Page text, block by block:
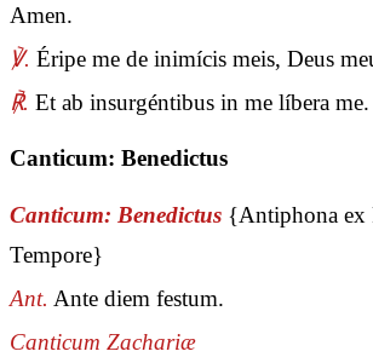
Amen.
℣. Éripe me de inimícis meis, Deus
℟. Et ab insurgéntibus in me líbera me.
Canticum: Benedictus
Canticum: Benedictus {Antiphona ex
Tempore}
Ant. Ante diem festum.
Canticum Zachariæ